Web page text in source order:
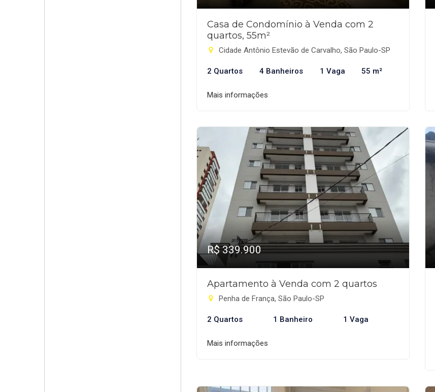
Casa de Condomínio à Venda com 2
quartos, 55m²
Cidade Antônio Estevão de Carvalho, São Paulo-SP
2 Quartos 4 Banheiros 1 Vaga 55 m²
Mais informações
R$ 339.900
Apartamento à Venda com 2 quartos
Penha de França, São Paulo-SP
2 Quartos 1 Banheiro 1 Vaga
Mais informações